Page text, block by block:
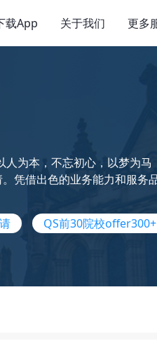
载App 关于我们 更多
为本，不忘初心，以梦为
凭借出色的业务能力和服务
QS前30院校offer300+